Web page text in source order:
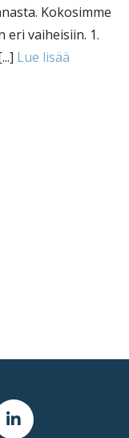
Kokosimme
vaiheisiin. 1.
Lue lisää